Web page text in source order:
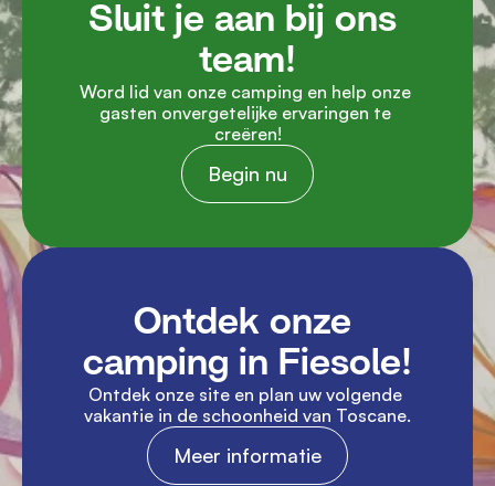
Sluit je aan bij ons
team!
Word lid van onze camping en help onze
gasten onvergetelijke ervaringen te
creëren!
Begin nu
Ontdek onze
camping in Fiesole!
Ontdek onze site en plan uw volgende
vakantie in de schoonheid van Toscane.
Meer informatie